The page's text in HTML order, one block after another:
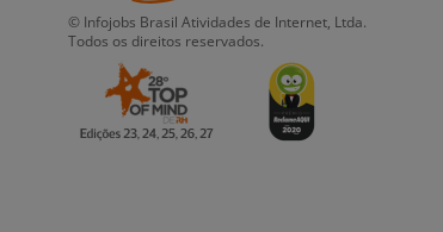
© Infojobs Brasil Atividades de Internet, Ltda.
Todos os direitos reservados.